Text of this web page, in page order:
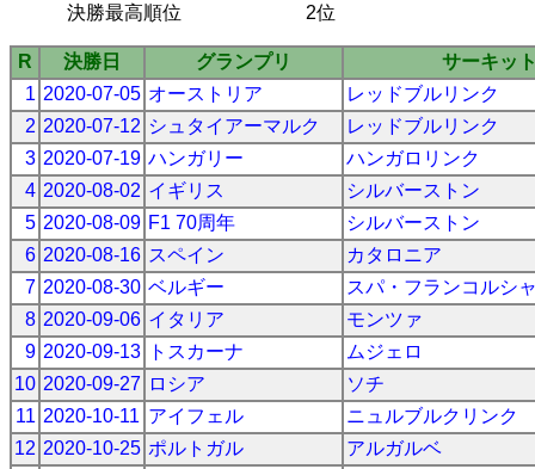
決勝最高順位
2位
R 決勝日 グランプリ
サーキッ
1 2020-07-05 オーストリア
レッドブルリンク
2 2020-07-12 シュタイアーマルク
レッドブルリンク
3 2020-07-19 ハンガリー
ハンガロリンク
4 2020-08-02 イギリス
シルバーストン
5 2020-08-09 F1 70周年
シルバーストン
6 2020-08-16 スペイン
カタロニア
7 2020-08-30 ベルギー
スパ・フランコルシ
8 2020-09-06 イタリア
モンツァ
9 2020-09-13 トスカーナ
ムジェロ
10 2020-09-27 ロシア
ソチ
11 2020-10-11 アイフェル
ニュルブルクリンク
12 2020-10-25 ポルトガル
アルガルベ